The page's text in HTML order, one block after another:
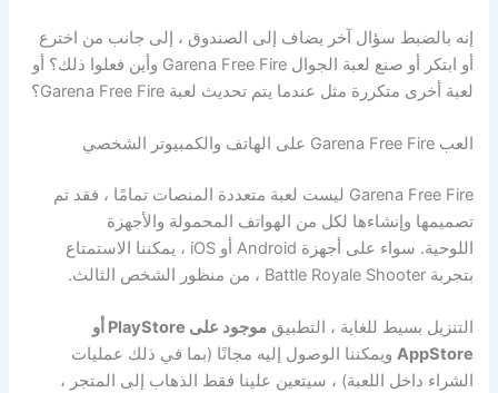
إنه بالضبط سؤال آخر يضاف إلى الصندوق ، إلى جانب من اخترع
أو ابتكر أو صنع لعبة الجوال Garena Free Fire وأين فعلوا ذلك؟ أو
لعبة أخرى متكررة مثل عندما يتم تحديث لعبة Garena Free Fire؟
العب Garena Free Fire على الهاتف والكمبيوتر الشخصي
Garena Free Fire ليست لعبة متعددة المنصات تمامًا ، فقد تم
تصميمها وإنشاءها لكل من الهواتف المحمولة والأجهزة
اللوحية. سواء على أجهزة Android أو iOS ، يمكننا الاستمتاع
بتجربة Battle Royale Shooter ، من منظور الشخص الثالث.
التنزيل بسيط للغاية ، التطبيق
موجود على PlayStore أو
AppStore ويمكننا الوصول إليه مجانًا (بما في ذلك عمليات
الشراء داخل اللعبة) ، سيتعين علينا فقط الذهاب إلى المتجر ،